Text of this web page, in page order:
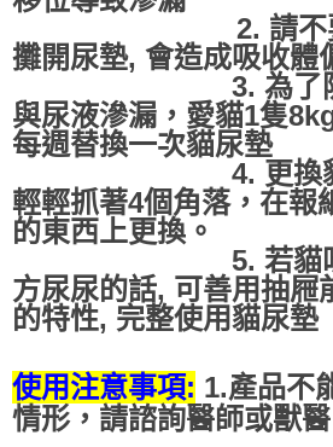
2. 請不要用
攤開尿墊, 會造成吸收體
3. 為了防止
與尿液滲漏，愛貓1隻
每週替換一次貓尿墊
4. 更換貓尿
輕輕抓著4個角落，在報
的東西上更換。
5. 若貓咪會
方尿尿的話, 可善用抽屜
的特性, 完整使用貓尿墊
使用注意事項: 1.產品不
情形，請諮詢醫師或獸醫